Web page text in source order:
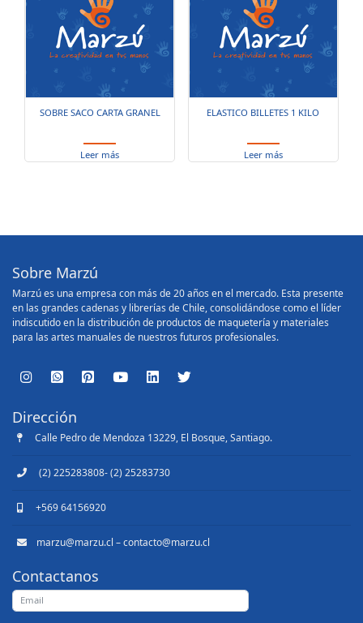
SOBRE SACO CARTA GRANEL
Leer más
ELASTICO BILLETES 1 KILO
Leer más
Sobre Marzú
Marzú es una empresa con más de 20 años en el mercado. Esta presente
en las grandes cadenas y librerías de Chile, consolidándose como el líder
indiscutido en la distribución de productos de maquetería y materiales
para las artes manuales de nuestros futuros profesionales.
Dirección
Calle Pedro de Mendoza 13229, El Bosque, Santiago.
(2) 225283808- (2) 25283730
+569 64156920
marzu@marzu.cl – contacto@marzu.cl
Contactanos